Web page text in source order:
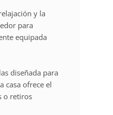
y la
para
equipada
diseñada para
casa ofrece el
o retiros